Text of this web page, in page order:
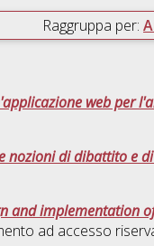
Raggruppa per:
web per
nozioni di dibattito e
and implementation
ad accesso